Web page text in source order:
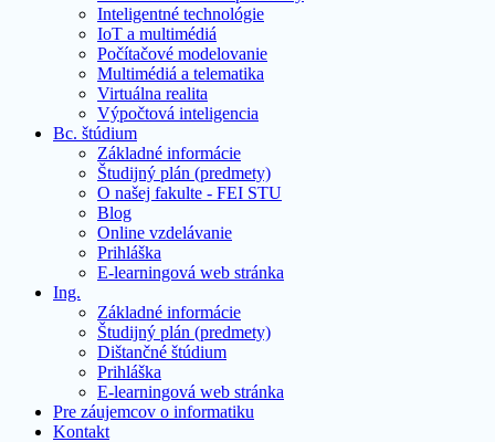
Inteligentné technológie
IoT a multimédiá
Počítačové modelovanie
Multimédiá a telematika
Virtuálna realita
Výpočtová inteligencia
Bc. štúdium
Základné informácie
Študijný plán (predmety)
O našej fakulte - FEI STU
Blog
Online vzdelávanie
Prihláška
E-learningová web stránka
Ing.
Základné informácie
Študijný plán (predmety)
Dištančné štúdium
Prihláška
E-learningová web stránka
Pre záujemcov o informatiku
Kontakt